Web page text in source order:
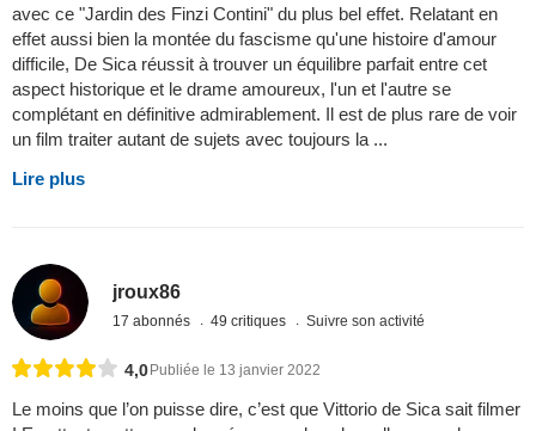
avec ce "Jardin des Finzi Contini" du plus bel effet. Relatant en
effet aussi bien la montée du fascisme qu'une histoire d'amour
difficile, De Sica réussit à trouver un équilibre parfait entre cet
aspect historique et le drame amoureux, l'un et l'autre se
complétant en définitive admirablement. Il est de plus rare de voir
un film traiter autant de sujets avec toujours la ...
Lire plus
jroux86
17 abonnés 49 critiques Suivre son activité
4,0 Publiée le 13 janvier 2022
Le moins que l’on puisse dire, c’est que Vittorio de Sica sait filmer